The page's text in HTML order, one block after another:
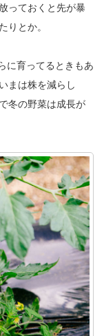
っておくと先が暴
りとか。
に育ってるときもあ
まは株を減らし
冬の野菜は成長が